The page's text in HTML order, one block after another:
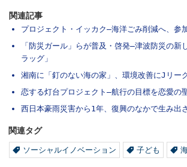
関連記事
プロジェクト・イッカク―海洋ごみ削減へ、参
「防災ガール」らが普及・啓発―津波防災の新
ラッグ」
湘南に「釘のない海の家」、環境改善にJリー
恋する灯台プロジェクト―航行の目標を恋愛の
西日本豪雨災害から1年、復興のなかで生み出
関連タグ
ソーシャルイノベーション 子ども